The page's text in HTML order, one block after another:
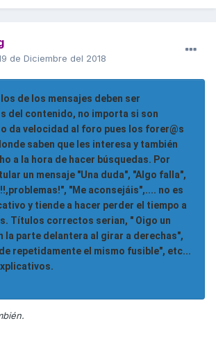
de Diciembre del 2018
de los mensajes deben ser
del contenido, no importa si son
da velocidad al foro pues los forer@s
saben que les interesa y también
a la hora de hacer búsquedas. Por
un mensaje "Una duda", "Algo falla",
"Me aconsejáis",.... no es
y tiende a hacer perder el tiempo a
Títulos correctos serian, " Oigo un
la parte delantera al girar a derechas",
repetidamente el mismo fusible", etc...